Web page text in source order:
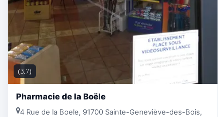
(3.7)
Pharmacie de la Boële
4 Rue de la Boele, 91700 Sainte-Geneviève-des-Bois,